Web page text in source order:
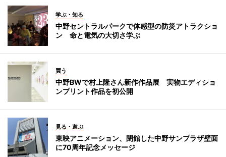
学ぶ・知る
中野セントラルパークで体感型の防災アトラクショ
ン 命と電気の大切さ学ぶ
買う
中野BWで村上隆さん新作作品展 実物エディショ
ンプリント作品を初公開
見る・遊ぶ
東映アニメーション、閉館した中野サンプラザ壁面
に70周年記念メッセージ